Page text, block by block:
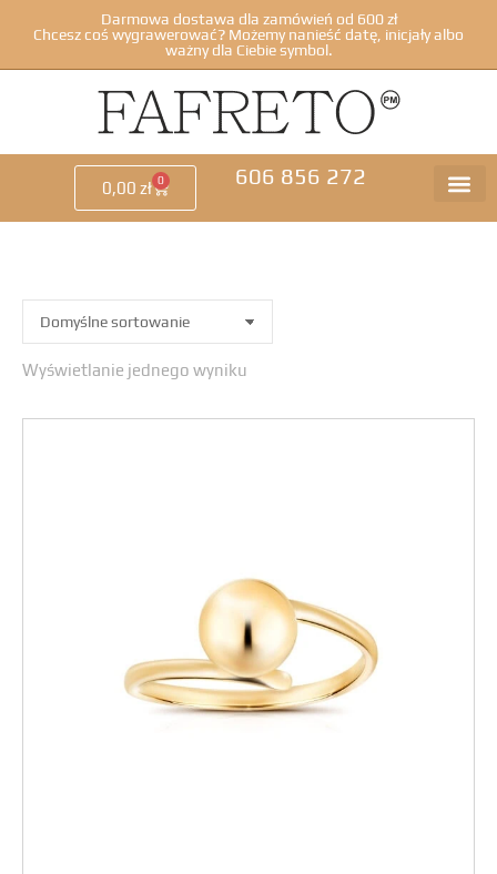
Darmowa dostawa dla zamówień od 600 zł
Chcesz coś wygrawerować? Możemy nanieść datę, inicjały albo
ważny dla Ciebie symbol.
0,00 zł 0 606 856 272
Wyświetlanie jednego wyniku